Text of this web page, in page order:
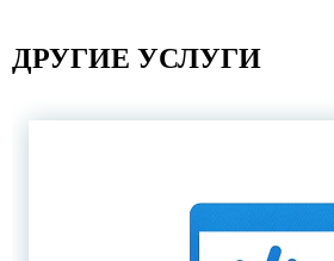
ДРУГИЕ УСЛУГИ